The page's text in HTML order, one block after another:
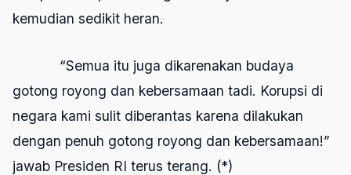
kemudian sedikit heran.
“Semua itu juga dikarenakan budaya
gotong royong dan kebersamaan tadi. Korupsi di
negara kami sulit diberantas karena dilakukan
dengan penuh gotong royong dan kebersamaan!”
jawab Presiden RI terus terang. (*)